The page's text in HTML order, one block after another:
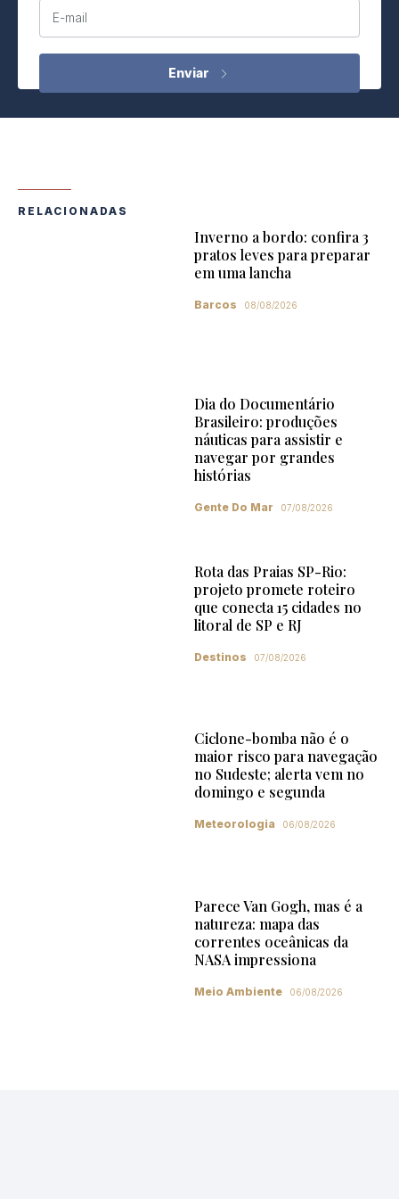
E-mail
RELACIONADAS
Inverno a bordo: confira 3
pratos leves para preparar
em uma lancha
Barcos 08/08/2026
Dia do Documentário
Brasileiro: produções
náuticas para assistir e
navegar por grandes
histórias
Gente Do Mar 07/08/2026
Rota das Praias SP-Rio:
projeto promete roteiro
que conecta 15 cidades no
litoral de SP e RJ
Destinos 07/08/2026
Ciclone-bomba não é o
maior risco para navegação
no Sudeste; alerta vem no
domingo e segunda
Meteorologia 06/08/2026
Parece Van Gogh, mas é a
natureza: mapa das
correntes oceânicas da
NASA impressiona
Meio Ambiente 06/08/2026